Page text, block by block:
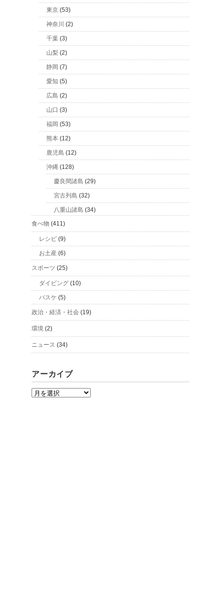
東京 (53)
神奈川 (2)
千葉 (3)
山梨 (2)
静岡 (7)
愛知 (5)
広島 (2)
山口 (3)
福岡 (53)
熊本 (12)
鹿児島 (12)
沖縄 (128)
慶良間諸島 (29)
宮古列島 (32)
八重山諸島 (34)
食べ物 (411)
レシピ (9)
お土産 (6)
スポーツ (25)
ダイビング (10)
バスケ (5)
政治・経済・社会 (19)
環境 (2)
ニュース (34)
アーカイブ
ア